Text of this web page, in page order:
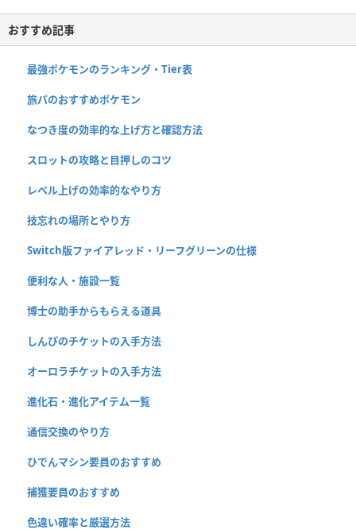
おすすめ記事
最強ポケモンのランキング・Tier表
旅パのおすすめポケモン
なつき度の効率的な上げ方と確認方法
スロットの攻略と目押しのコツ
レベル上げの効率的なやり方
技忘れの場所とやり方
Switch版ファイアレッド・リーフグリーンの仕様
便利な人・施設一覧
博士の助手からもらえる道具
しんぴのチケットの入手方法
オーロラチケットの入手方法
進化石・進化アイテム一覧
通信交換のやり方
ひでんマシン要員のおすすめ
捕獲要員のおすすめ
色違い確率と厳選方法